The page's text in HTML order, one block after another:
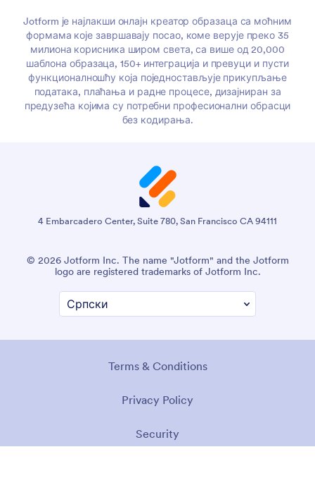
Jotform је најлакши онлајн креатор образаца са моћним
формама које завршавају посао, коме верује преко 35
милиона корисника широм света, са више од 20,000
шаблона образаца, 150+ интеграција и превуци и пусти
функционалношћу која поједностављује прикупљање
података, плаћања и радне процесе, дизајниран за
предузећа којима су потребни професионални обрасци
без кодирања.
4 Embarcadero Center, Suite 780, San Francisco CA 94111
© 2026 Jotform Inc. The name "Jotform" and the Jotform
logo are registered trademarks of Jotform Inc.
Terms & Conditions
Privacy Policy
Security